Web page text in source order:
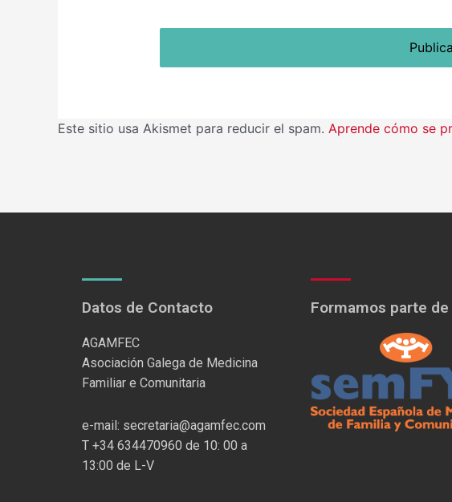
Este sitio usa Akismet para reducir el spam. Aprende cómo se
Datos de Contacto
AGAMFEC
Asociación Galega de Medicina
Familiar e Comunitaria
e-mail: secretaria@agamfec.com
T +34 634470960 de 10: 00 a
13:00 de L-V
Formamos parte de